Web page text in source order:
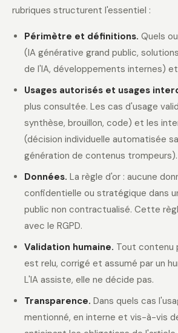
rubriques structurent l'essentiel :
Périmètre et définitions. Quels
(IA générative grand public,
de l'IA, développements internes)
Usages autorisés et usages
plus consultée. Les cas d'usage
synthèse, brouillon, code) et les
(décision individuelle automatisée
génération de contenus trompeurs).
Données. La règle d'or : aucune
confidentielle ou stratégique dans
public non contractualisé. Cette
avec le RGPD.
Validation humaine. Tout contenu
est relu, corrigé et assumé par un
L'IA assiste, elle ne décide pas.
Transparence. Dans quels cas
mentionné, en interne et vis-à-vis